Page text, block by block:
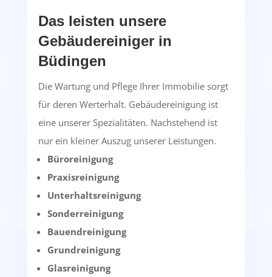
Das leisten unsere
Gebäudereiniger in
Büdingen
Die Wartung und Pflege Ihrer Immobilie sorgt
für deren Werterhalt. Gebäudereinigung ist
eine unserer Spezialitäten. Nachstehend ist
nur ein kleiner Auszug unserer Leistungen.
Büroreinigung
Praxisreinigung
Unterhaltsreinigung
Sonderreinigung
Bauendreinigung
Grundreinigung
Glasreinigung